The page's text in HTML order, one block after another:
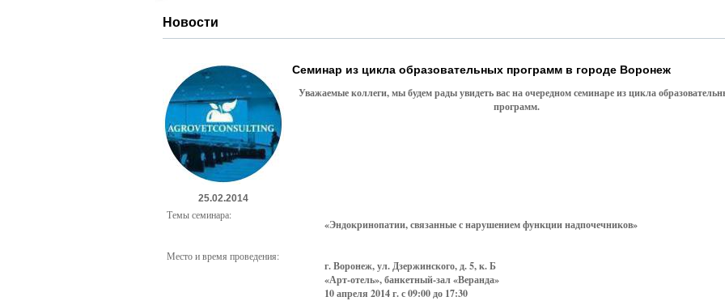
Новости
25.02.2014
Семинар из цикла образовательных программ в городе Воронеж
Уважаемые коллеги, мы будем рады увидеть вас на очередном семинаре из цикла
программ.
Темы семинара:
«Эндокринопатии, связанные с нарушением функции надпочечников»
Место и время проведения:
г. Воронеж, ул. Дзержинского, д. 5, к. Б
«Арт-отель», банкетный-зал «Веранда»
10 апреля 2014 г. с 09:00 до 17:30